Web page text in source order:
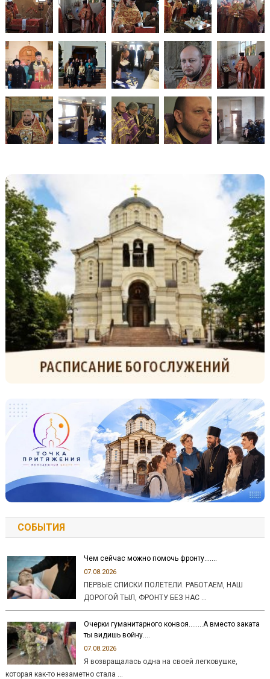
СОБЫТИЯ
Чем сейчас можно помочь фронту…….
07.08.2026
ПЕРВЫЕ СПИСКИ ПОЛЕТЕЛИ. РАБОТАЕМ, НАШ
ДОРОГОЙ ТЫЛ, ФРОНТУ БЕЗ НАС …
Очерки гуманитарного конвоя……..А вместо заката
ты видишь войну….
07.08.2026
Я возвращалась одна на своей легковушке,
которая как-то незаметно стала …